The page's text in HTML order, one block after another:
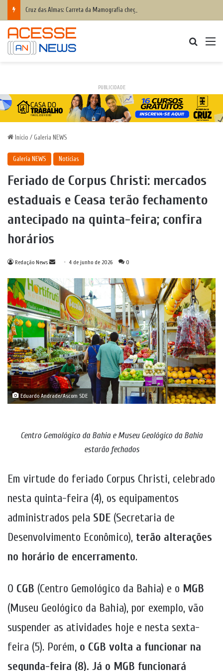
PUBLICIDADE
Início / Galeria NEWS
Galeria NEWS Notícias
Feriado de Corpus Christi: mercados
estaduais e Ceasa terão fechamento
antecipado na quinta-feira; confira
horários
Redação News
Mande
e-
mail
4 de junho de 2026 0
Eduardo Andrade/Ascom SDE
Centro Gemológico da Bahia e Museu Geológico da Bahia
estarão fechados
Em virtude do feriado Corpus Christi, celebrado
nesta quinta-feira (4), os equipamentos
administrados pela SDE (Secretaria de
Desenvolvimento Econômico), terão alterações
no horário de encerramento.
O CGB (Centro Gemológico da Bahia) e o MGB
(Museu Geológico da Bahia), por exemplo, vão
suspender as atividades hoje e nesta sexta-
feira (5). Porém, o CGB volta a funcionar na
segunda-feira (8). Já o MGB funcionará